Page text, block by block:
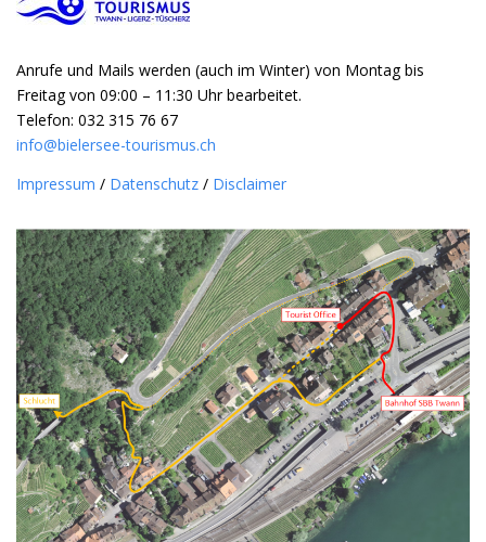
Anrufe und Mails werden (auch im Winter) von Montag bis
Freitag von 09:00 – 11:30 Uhr bearbeitet.
Telefon: 032 315 76 67
info@bielersee-tourismus.ch
Impressum / Datenschutz / Disclaimer